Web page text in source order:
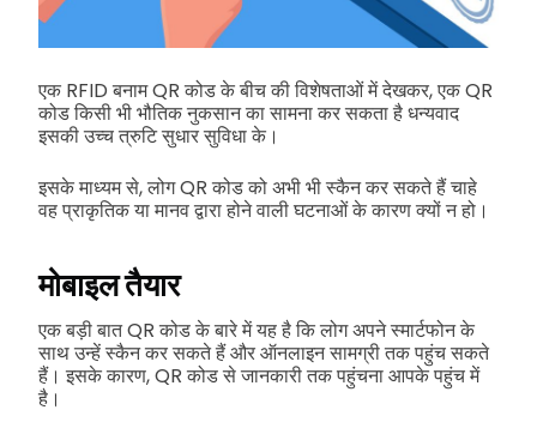
एक RFID बनाम QR कोड के बीच की विशेषताओं में देखकर, एक QR
कोड किसी भी भौतिक नुकसान का सामना कर सकता है धन्यवाद
इसकी उच्च त्रुटि सुधार सुविधा के।
इसके माध्यम से, लोग QR कोड को अभी भी स्कैन कर सकते हैं चाहे
वह प्राकृतिक या मानव द्वारा होने वाली घटनाओं के कारण क्यों न हो।
मोबाइल तैयार
एक बड़ी बात QR कोड के बारे में यह है कि लोग अपने स्मार्टफोन के
साथ उन्हें स्कैन कर सकते हैं और ऑनलाइन सामग्री तक पहुंच सकते
हैं। इसके कारण, QR कोड से जानकारी तक पहुंचना आपके पहुंच में
है।